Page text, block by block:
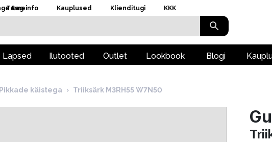
Tarneinfo Kauplused Klienditugi KKK
Lapsed Ilutooted Outlet Lookbook Blogi
Pikkade käistega › Triiksärk M3RH55 W7N50